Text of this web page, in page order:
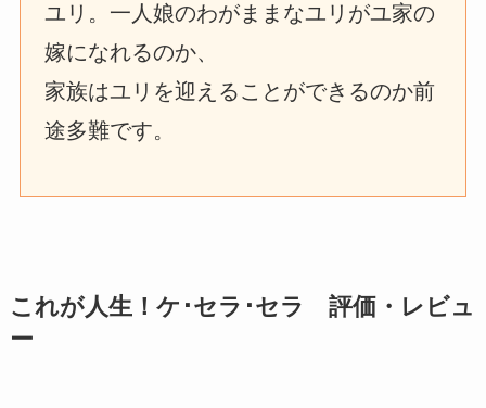
ユリ。一人娘のわがままなユリがユ家の
嫁になれるのか、
家族はユリを迎えることができるのか前
途多難です。
これが人生！ケ･セラ･セラ 評価・レビュ
ー